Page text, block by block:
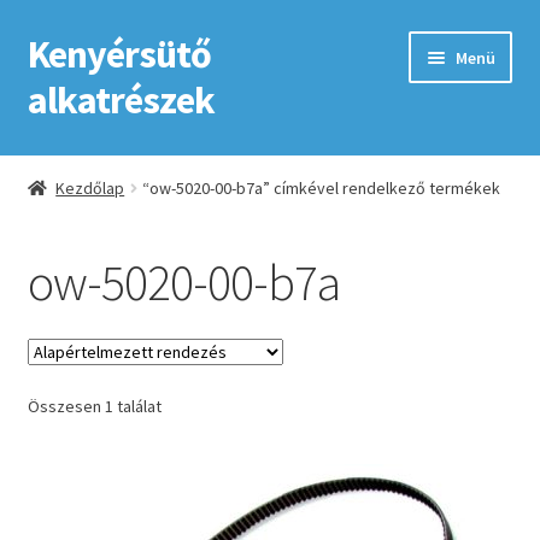
Ugrás
a
navigációhoz
Kilépés
a
tartalomba
Kenyérsütő
alkatrészek
Menü
Kezdőlap
ÁSZF
Fiókom
GYIK
Kezdőlap “ow-5020-00-b7a” címkével rendelkező termékek
ow-5020-00-b7a
Összesen 1 találat